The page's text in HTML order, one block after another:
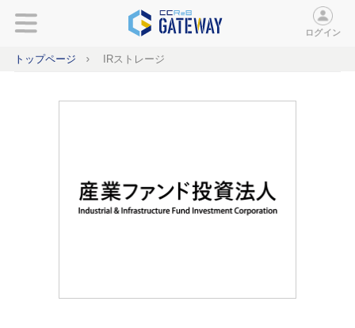
ログイン
トップページ IRストレージ